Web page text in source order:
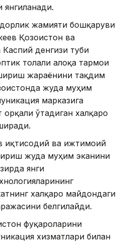
янгиланади.
жамияти бошқаруви
Қозоғистон ва
денгизи туби
толали алоқа тармоғи
жараёнини тақдим
жуда муҳим
марказига
ўтадиган халқаро
иқтисодий ва ижтимоий
жуда муҳим эканини
янги
халқаро майдондаги
белгилайди.
фуқароларини
хизматлари билан